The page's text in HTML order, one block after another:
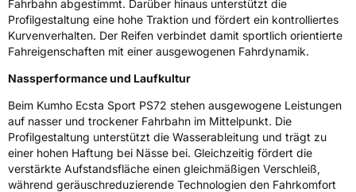
Allgemeine Produktsicherheit (GPSR)
Herstellerkontakt Kumho Tire Europe GmbH, KUMHO TIRE
EUROPE GmbH Strahlenberger Str. 110-112
D-63067 Offenbach Germany, kumhotire.de,
technik@kumhotire.de
Fahrbahn abgestimmt. Darüber hinaus unterstützt die
Profilgestaltung eine hohe Traktion und fördert ein kontrolliertes
Kurvenverhalten. Der Reifen verbindet damit sportlich orientierte
Fahreigenschaften mit einer ausgewogenen Fahrdynamik.
Nassperformance und Laufkultur
Beim Kumho Ecsta Sport PS72 stehen ausgewogene Leistungen
auf nasser und trockener Fahrbahn im Mittelpunkt. Die
Profilgestaltung unterstützt die Wasserableitung und trägt zu
einer hohen Haftung bei Nässe bei. Gleichzeitig fördert die
verstärkte Aufstandsfläche einen gleichmäßigen Verschleiß,
während geräuschreduzierende Technologien den Fahrkomfort